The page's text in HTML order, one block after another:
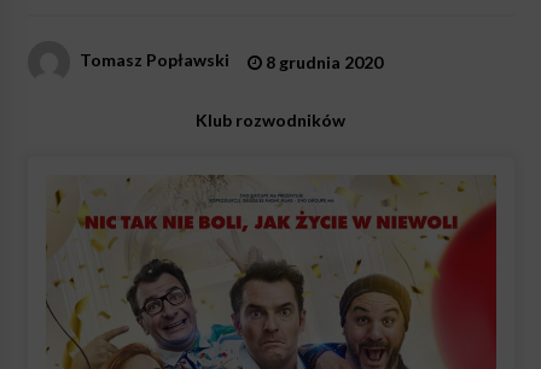
Tomasz Popławski 8 grudnia 2020
Klub rozwodników